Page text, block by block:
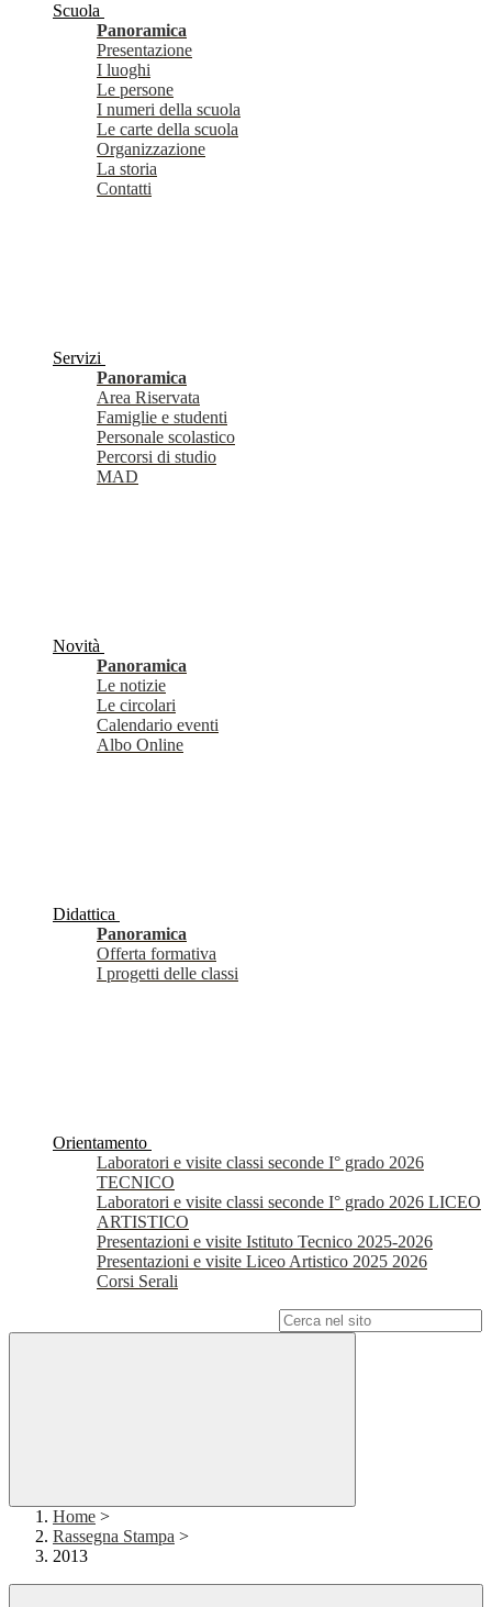
Scuola
Panoramica
Presentazione
I luoghi
Le persone
I numeri della scuola
Le carte della scuola
Organizzazione
La storia
Contatti
Servizi
Panoramica
Area Riservata
Famiglie e studenti
Personale scolastico
Percorsi di studio
MAD
Novità
Panoramica
Le notizie
Le circolari
Calendario eventi
Albo Online
Didattica
Panoramica
Offerta formativa
I progetti delle classi
Orientamento
Laboratori e visite classi seconde I° grado 2026
TECNICO
Laboratori e visite classi seconde I° grado 2026 LICEO
ARTISTICO
Presentazioni e visite Istituto Tecnico 2025-2026
Presentazioni e visite Liceo Artistico 2025 2026
Corsi Serali
Home >
Rassegna Stampa >
2013